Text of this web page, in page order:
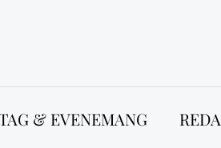
& EVENEMANG